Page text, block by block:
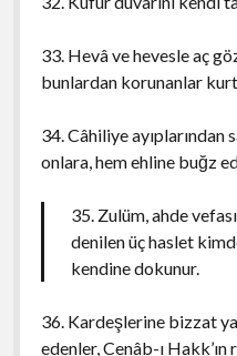
33. Hevâ ve hevesle aç
bunlardan korunanlar
34. Câhiliye ayıplarından
onlara, hem ehline buğz
35. Zulüm, ahde
denilen üç haslet
kendine dokunur.
36. Kardeşlerine bizzat
edenler, Cenâb-ı